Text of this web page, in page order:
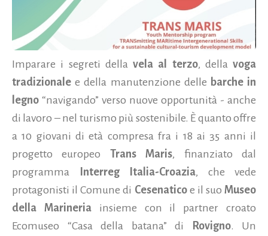
Imparare i segreti della vela al terzo, della voga
tradizionale e della manutenzione delle barche in
legno “navigando” verso nuove opportunità - anche
di lavoro – nel turismo più sostenibile. È quanto offre
a 10 giovani di età compresa fra i 18 ai 35 anni il
progetto europeo Trans Maris, finanziato dal
programma
Interreg Italia-Croazia, che vede
protagonisti il Comune di Cesenaticoe il suo Museo
della Marineriainsieme con il partner croato
Ecomuseo “Casa della batana” di
Rovigno. Un